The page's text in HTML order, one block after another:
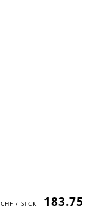
183.75